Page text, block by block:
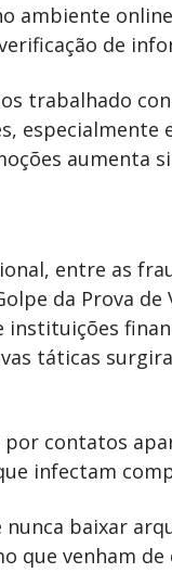
ambiente
de
trabalhado
aumenta
entre as
da Prova
instituições
táticas
por contatos
infectam
nunca baixar
que venham